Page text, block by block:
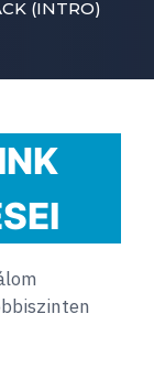
(INTRO)